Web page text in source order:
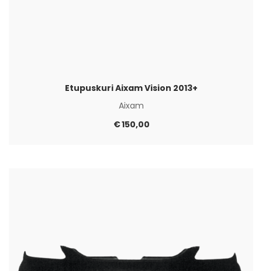
Etupuskuri Aixam Vision 2013+
Aixam
€150,00